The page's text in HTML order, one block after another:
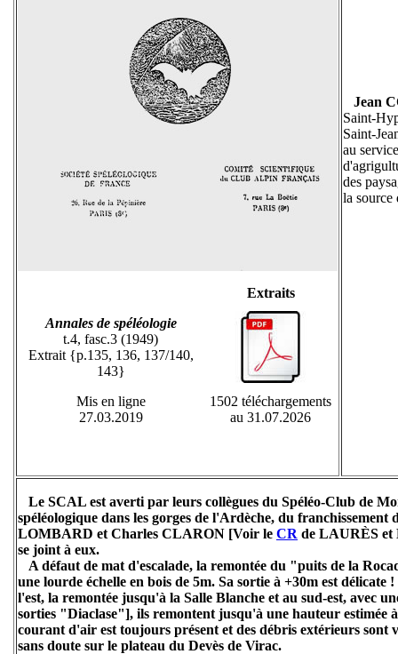
Extraits
Annales de spéléologie
t.4, fasc.3 (1949)
Extrait {p.135, 136, 137/140,
143}
Mis en ligne
1502 téléchargements
27.03.2019
au 31.07.2026
Jean
Saint-
Saint-
au
des
la source
Le SCAL est averti par leurs collègues du Spéléo-Club de
spéléologique dans les gorges de l'Ardèche, du
LOMBARD et Charles CLARON [Voir le CR de LAURÈS
se joint à eux.
A défaut de mat d'escalade, la remontée du "puits de la
une lourde échelle en bois de 5m. Sa sortie à +30m est
l'est, la remontée jusqu'à la Salle Blanche et au sud-est, avec
sorties "Diaclase"], ils remontent jusqu'à une hauteur estimée
courant d'air est toujours présent et des débris extérieurs sont
sans doute sur le plateau du Devès de Virac.